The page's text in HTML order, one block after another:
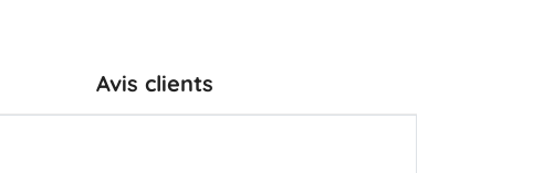
Avis clients